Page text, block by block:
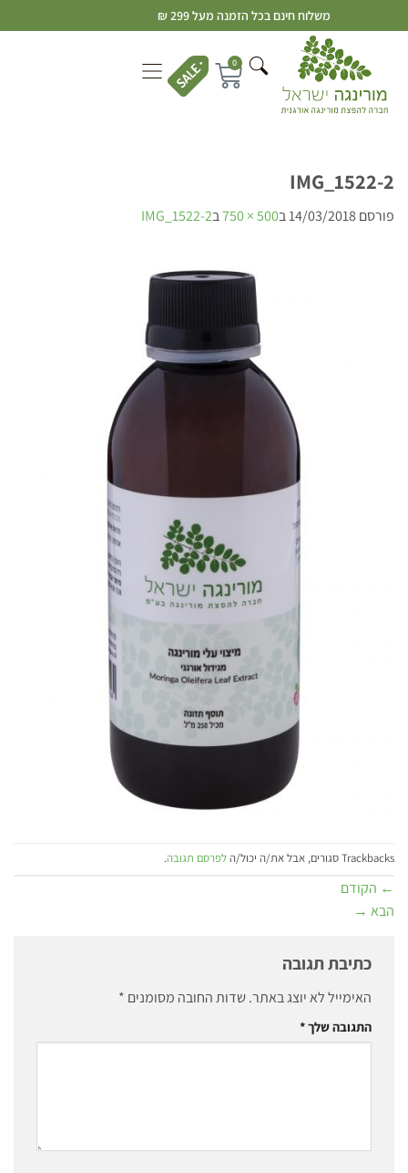
משלוח חינם בכל הזמנה מעל 299 ₪
0
IMG_1522-2
פורסם14/03/2018ב500 × 750 בIMG_1522-2
Trackbacks סגורים, אבל את/ה יכול/ה לפרסם תגובה.
← הקודם
הבא →
כתיבת תגובה
האימייל לא יוצג באתר.שדות החובה מסומנים *
התגובה שלך*